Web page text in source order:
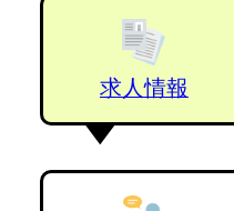
求人情報